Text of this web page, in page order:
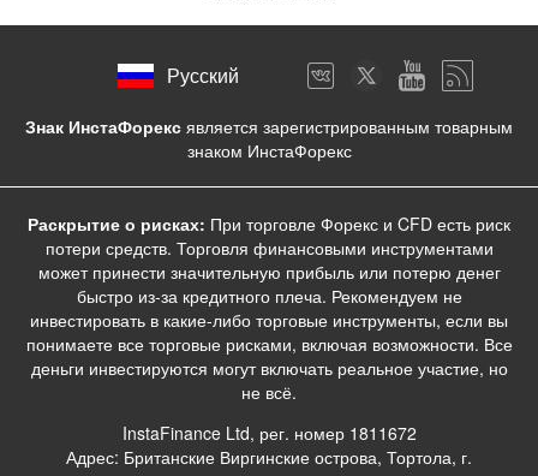
Русский
Знак ИнстаФорекс является зарегистрированным товарным
знаком ИнстаФорекс
Раскрытие о рисках: При торговле Форекс и CFD есть риск
потери средств. Торговля финансовыми инструментами
может принести значительную прибыль или потерю денег
быстро из-за кредитного плеча. Рекомендуем не
инвестировать в какие-либо торговые инструменты, если вы
понимаете все торговые рисками, включая возможности. Все
деньги инвестируются могут включать реальное участие, но
не всё.
InstaFinance Ltd, рег. номер 1811672
Адрес: Британские Виргинские острова, Тортола, г.